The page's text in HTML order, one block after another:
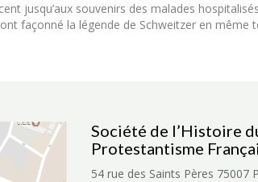
jusqu’aux souvenirs des malades
façonné la légende de Schweitzer en
Société de l’Histoire
Protestantisme
54 rue des Saints Pères 75007